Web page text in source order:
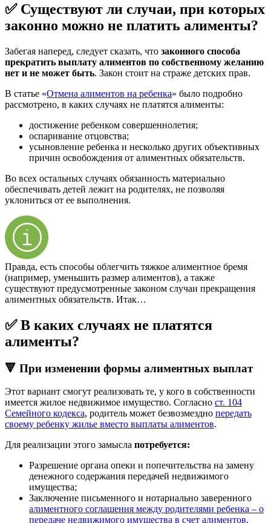
✅ Существуют ли случаи, при которых
законно можно не платить алименты?
Забегая наперед, следует сказать, что законного способа
прекратить выплату алиментов по собственному желанию
нет и не может быть. Закон стоит на страже детских прав.
В статье «Отмена алиментов на ребенка» было подробно
рассмотрено, в каких случаях не платятся алименты:
достижение ребенком совершеннолетия;
оспаривание отцовства;
усыновление ребенка и несколько других объективных
причин освобождения от алиментных обязательств.
Во всех остальных случаях обязанность материально
обеспечивать детей лежит на родителях, не позволяя
уклониться от ее выполнения.
Правда, есть способы облегчить тяжкое алиментное бремя
(например, уменьшить размер алиментов), а также
существуют предусмотренные законом случаи прекращения
алиментных обязательств. Итак…
✅ В каких случаях не платятся
алименты?
🔻 При изменении формы алиментных выплат
Этот вариант смогут реализовать те, у кого в собственности
имеется жилое недвижимое имущество. Согласно ст. 104
Семейного кодекса, родитель может безвозмездно передать
своему ребенку жилье вместо выплаты алиментов.
Для реализации этого замысла потребуется:
Разрешение органа опеки и попечительства на замену
денежного содержания передачей недвижимого
имущества;
Заключение письменного и нотариально заверенного
алиментного соглашения между родителями ребенка – о
передаче недвижимого имущества в счет алиментов.